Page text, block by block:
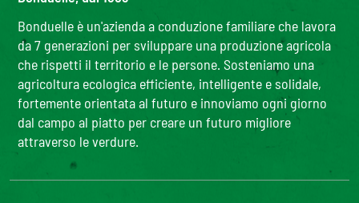
Bonduelle è un'azienda a conduzione familiare che lavora
da 7 generazioni per sviluppare una produzione agricola
che rispetti il territorio e le persone. Sosteniamo una
agricoltura ecologica efficiente, intelligente e solidale,
fortemente orientata al futuro e innoviamo ogni giorno
dal campo al piatto per creare un futuro migliore
attraverso le verdure.